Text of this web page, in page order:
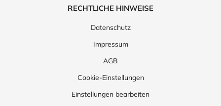
RECHTLICHE HINWEISE
Datenschutz
Impressum
AGB
Cookie-Einstellungen
Einstellungen bearbeiten